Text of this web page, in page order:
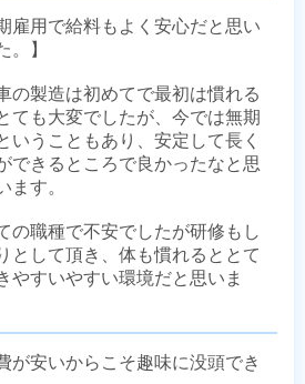
雇用で給料もよく安心だと思い
。】
の製造は初めてで最初は慣れる
ても大変でしたが、今では無期
いうこともあり、安定して長く
できるところで良かったなと思
ます。
の職種で不安でしたが研修もし
として頂き、体も慣れるととて
やすいやすい環境だと思いま
が安いからこそ趣味に没頭でき